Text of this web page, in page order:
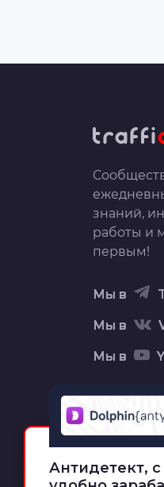
знаний,
работы и
первым!
Мы в
Мы в
Мы в
Вся
текст,
полной и
Антидетект,